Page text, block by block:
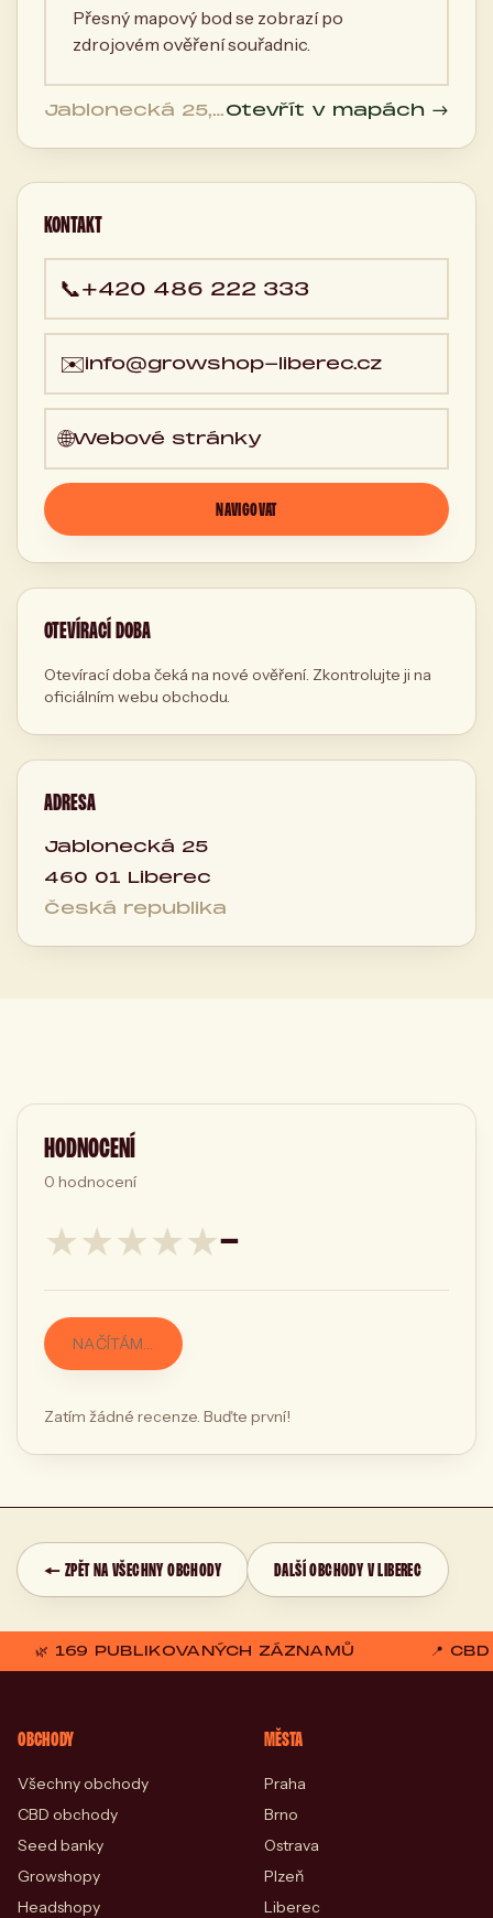
Přesný mapový bod se zobrazí po
zdrojovém ověření souřadnic.
Jablonecká 25,
Česká
Otevřít v mapách →
KONTAKT
📞+420 486 222 333
✉️info@growshop-liberec.cz
🌐Webové stránky
NAVIGOVAT
OTEVÍRACÍ DOBA
Otevírací doba čeká na nové ověření. Zkontrolujte ji na
oficiálním webu obchodu.
ADRESA
Jablonecká 25
460 01 Liberec
Česká republika
HODNOCENÍ
0 hodnocení
★★★★★—
NAČÍTÁM…
Zatím žádné recenze. Buďte první!
← ZPĚT NA VŠECHNY OBCHODY DALŠÍ OBCHODY V LIBEREC
🌿 169 PUBLIKOVANÝCH ZÁZNAMŮ 📍
OBCHODY
Všechny obchody
CBD obchody
Seed banky
Growshopy
Headshopy
MĚSTA
Praha
Brno
Ostrava
Plzeň
Liberec